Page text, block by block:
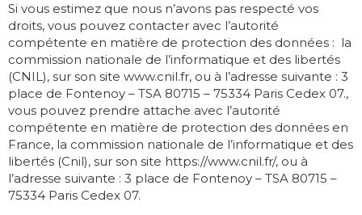
Si vous estimez que nous n’avons pas respecté vos
droits, vous pouvez contacter avec l’autorité
compétente en matière de protection des données : la
commission nationale de l’informatique et des libertés
(CNIL), sur son site www.cnil.fr, ou à l’adresse suivante : 3
place de Fontenoy – TSA 80715 – 75334 Paris Cedex 07.,
vous pouvez prendre attache avec l’autorité
compétente en matière de protection des données en
France, la commission nationale de l’informatique et des
libertés (Cnil), sur son site https://www.cnil.fr/, ou à
l’adresse suivante : 3 place de Fontenoy – TSA 80715 –
75334 Paris Cedex 07.